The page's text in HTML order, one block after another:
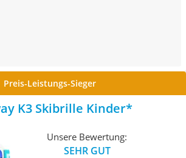
Preis-Leistungs-Sieger
K3 Skibrille Kinder
Unsere Bewertung:
SEHR GUT